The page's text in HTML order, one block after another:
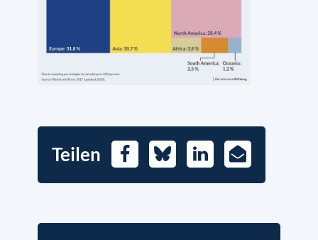
Teilen FacebookBlueskyLinkedIn
E-
Mail